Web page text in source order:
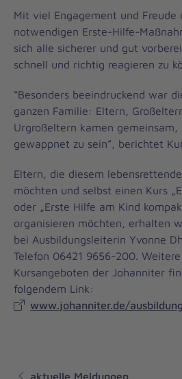
Mit viel Engagement und Freude
notwendigen Erste-Hilfe-
sich alle sicherer und gut
schnell und richtig reagieren zu
“Besonders beeindruckend war
ganzen Familie: Eltern,
Urgroßeltern kamen
gewappnet zu sein”, berichtet
Eltern, die diesem
möchten und selbst einen Kurs
oder „Erste Hilfe am Kind
organisieren möchten, erhalten
bei Ausbildungsleiterin Yvonne
Telefon 06421 9656-200.
Kursangeboten der Johanniter
folgendem Link:
www.johanniter.de/
aktuelle Meldungen